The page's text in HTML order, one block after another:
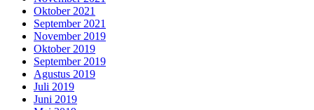
Oktober 2021
September 2021
November 2019
Oktober 2019
September 2019
Agustus 2019
Juli 2019
Juni 2019